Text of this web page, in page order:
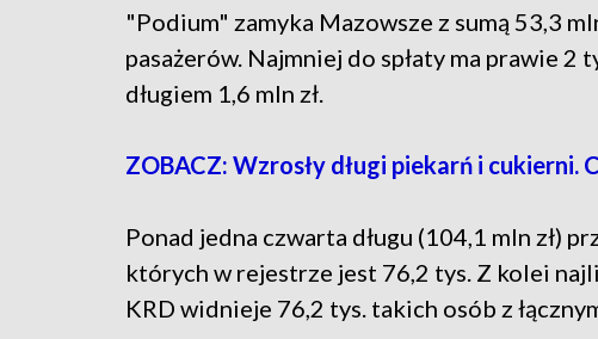
"Podium" zamyka Mazowsze z sumą 53,3
pasażerów. Najmniej do spłaty ma prawie 2
długiem 1,6 mln zł.
ZOBACZ: Wzrosły długi piekarń i
Ponad jedna czwarta długu (104,1 mln zł)
których w rejestrze jest 76,2 tys. Z kolei
KRD widnieje 76,2 tys. takich osób z